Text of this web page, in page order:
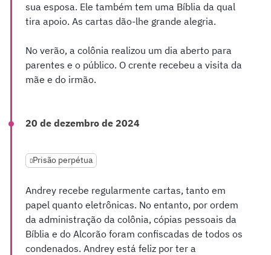
sua esposa. Ele também tem uma Bíblia da qual
tira apoio. As cartas dão-lhe grande alegria.
No verão, a colônia realizou um dia aberto para
parentes e o público. O crente recebeu a visita da
mãe e do irmão.
20 de dezembro de 2024
Prisão perpétua
Andrey recebe regularmente cartas, tanto em
papel quanto eletrônicas. No entanto, por ordem
da administração da colônia, cópias pessoais da
Bíblia e do Alcorão foram confiscadas de todos os
condenados. Andrey está feliz por ter a